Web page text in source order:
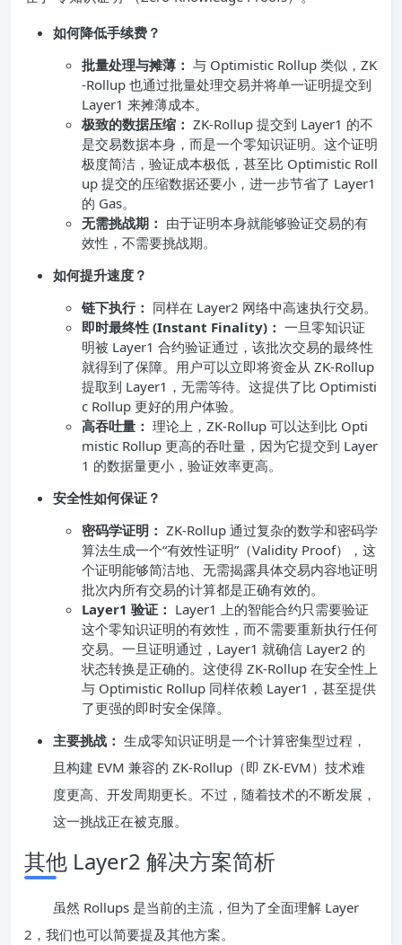
如何降低手续费？
批量处理与摊薄： 与 Optimistic Rollup 类似，ZK
-Rollup 也通过批量处理交易并将单一证明提交到
Layer1 来摊薄成本。
极致的数据压缩： ZK-Rollup 提交到 Layer1 的不
是交易数据本身，而是一个零知识证明。这个证明
极度简洁，验证成本极低，甚至比 Optimistic Roll
up 提交的压缩数据还要小，进一步节省了 Layer1
的 Gas。
无需挑战期： 由于证明本身就能够验证交易的有
效性，不需要挑战期。
如何提升速度？
链下执行： 同样在 Layer2 网络中高速执行交易。
即时最终性 (Instant Finality)： 一旦零知识证
明被 Layer1 合约验证通过，该批次交易的最终性
就得到了保障。用户可以立即将资金从 ZK-Rollup
提取到 Layer1，无需等待。这提供了比 Optimisti
c Rollup 更好的用户体验。
高吞吐量： 理论上，ZK-Rollup 可以达到比 Opti
mistic Rollup 更高的吞吐量，因为它提交到 Layer
1 的数据量更小，验证效率更高。
安全性如何保证？
密码学证明： ZK-Rollup 通过复杂的数学和密码学
算法生成一个“有效性证明”（Validity Proof），这
个证明能够简洁地、无需揭露具体交易内容地证明
批次内所有交易的计算都是正确有效的。
Layer1 验证： Layer1 上的智能合约只需要验证
这个零知识证明的有效性，而不需要重新执行任何
交易。一旦证明通过，Layer1 就确信 Layer2 的
状态转换是正确的。这使得 ZK-Rollup 在安全性上
与 Optimistic Rollup 同样依赖 Layer1，甚至提供
了更强的即时安全保障。
主要挑战： 生成零知识证明是一个计算密集型过程，
且构建 EVM 兼容的 ZK-Rollup（即 ZK-EVM）技术难
度更高、开发周期更长。不过，随着技术的不断发展，
这一挑战正在被克服。
其他 Layer2 解决方案简析
虽然 Rollups 是当前的主流，但为了全面理解 Layer
2，我们也可以简要提及其他方案。